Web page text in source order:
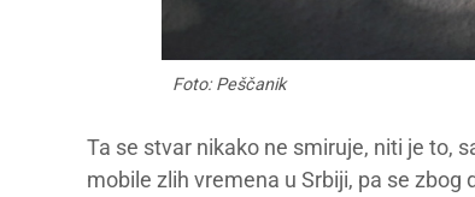
Foto: Peščanik
Ta se stvar nikako ne smiruje, niti je to,
mobile zlih vremena u Srbiji, pa se